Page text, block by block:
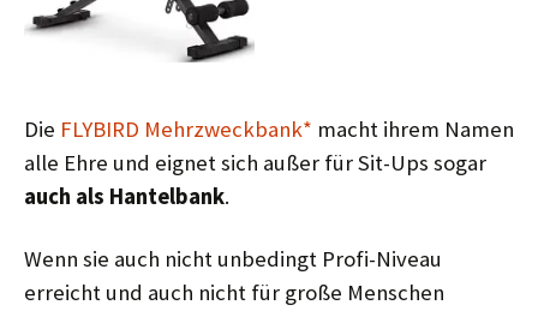
Die FLYBIRD Mehrzweckbank* macht ihrem Namen
alle Ehre und eignet sich außer für Sit-Ups sogar
auch als Hantelbank.
Wenn sie auch nicht unbedingt Profi-Niveau
erreicht und auch nicht für große Menschen